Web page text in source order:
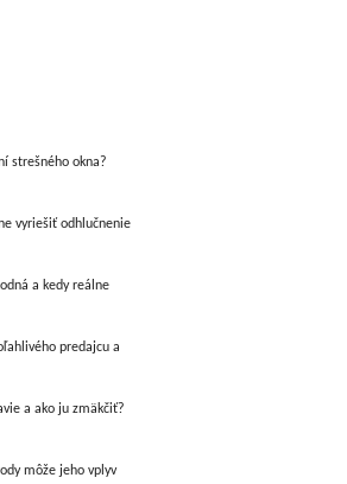
strešného okna?
vyriešiť odhlučnenie
a kedy reálne
predajcu a
a ako ju zmäkčiť?
môže jeho vplyv